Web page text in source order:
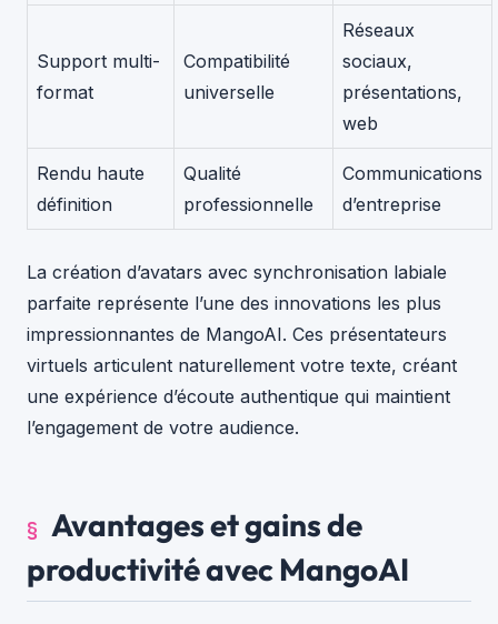
Support multi-
format
Compatibilité
universelle
Réseaux
sociaux,
présentations,
web
Rendu haute
définition
Qualité
professionnelle
Communications
d’entreprise
La création d’avatars avec synchronisation labiale
parfaite représente l’une des innovations les plus
impressionnantes de MangoAI. Ces présentateurs
virtuels articulent naturellement votre texte, créant
une expérience d’écoute authentique qui maintient
l’engagement de votre audience.
Avantages et gains de
productivité avec MangoAI